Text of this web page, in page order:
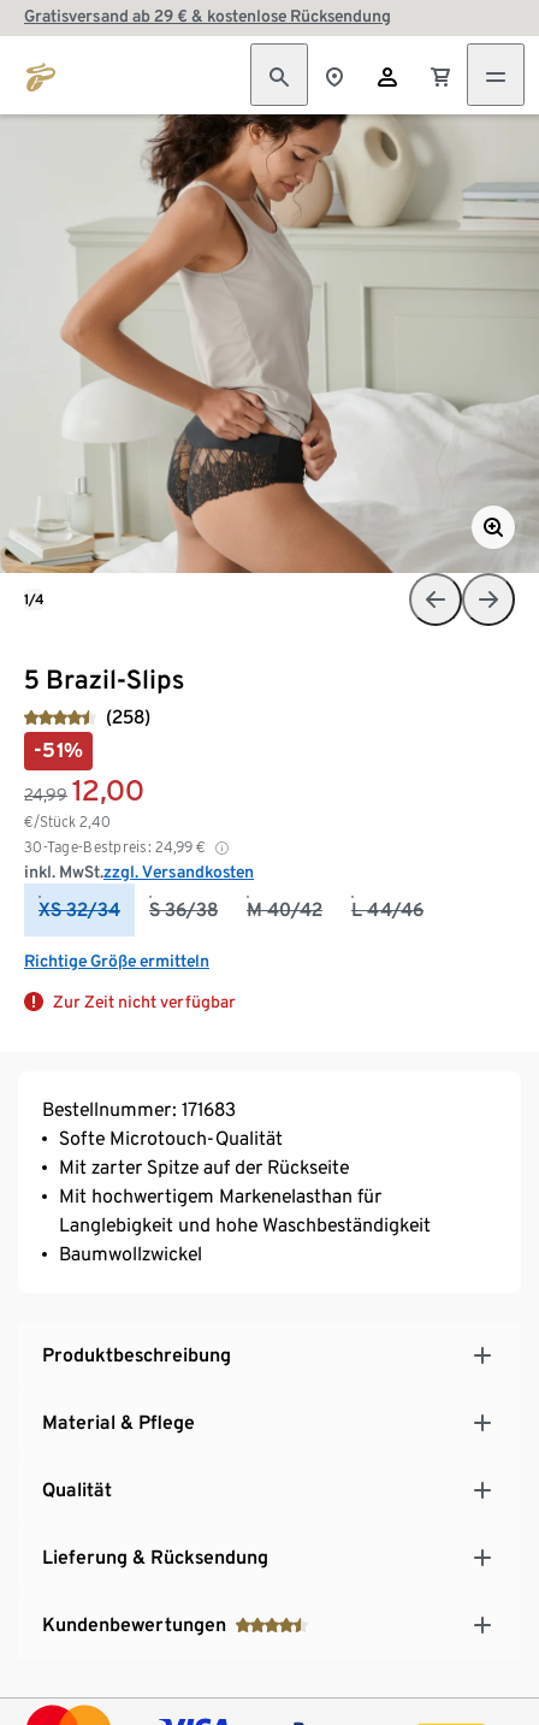
Gratisversand ab 29 € & kostenlose Rücksendung
5 Brazil-Slips
(258)
-51%
24,99 12,00
€/Stück 2,40
30-Tage-Bestpreis: 24,99 €
inkl. MwSt.zzgl. Versandkosten
XS 32/34 S 36/38 M 40/42 L 44/46
Richtige Größe ermitteln
Zur Zeit nicht verfügbar
1/4
Bestellnummer: 171683
Softe Microtouch-Qualität
Mit zarter Spitze auf der Rückseite
Mit hochwertigem Markenelasthan für
Langlebigkeit und hohe Waschbeständigkeit
Baumwollzwickel
Produktbeschreibung
Material & Pflege
Qualität
Lieferung & Rücksendung
Kundenbewertungen